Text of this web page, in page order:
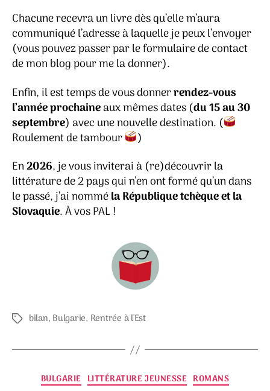
Chacune recevra un livre dès qu’elle m’aura
communiqué l’adresse à laquelle je peux l’envoyer
(vous pouvez passer par le formulaire de contact
de mon blog pour me la donner).
Enfin, il est temps de vous donnerrendez-vous
l’année prochaineaux mêmes dates (du 15 au 30
septembre) avec une nouvelle destination. (
Roulement de tambour
)
En2026, je vous inviterai à (re)découvrir la
littérature de 2 pays qui n’en ont formé qu’un dans
le passé, j’ai nomméla République tchèque et la
Slovaquie. À vos PAL !
Étiquettes
bilan, Bulgarie, Rentrée à l'Est
Catégories
BULGARIE LITTÉRATURE JEUNESSE ROMANS